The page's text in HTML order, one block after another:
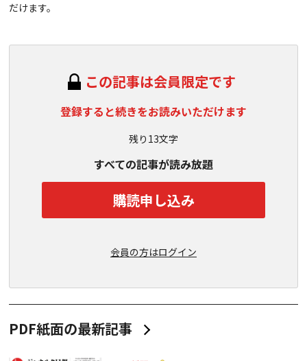
だけます。
この記事は会員限定です
登録すると続きをお読みいただけます
残り13文字
すべての記事が読み放題
購読申し込み
会員の方はログイン
PDF紙面の最新記事